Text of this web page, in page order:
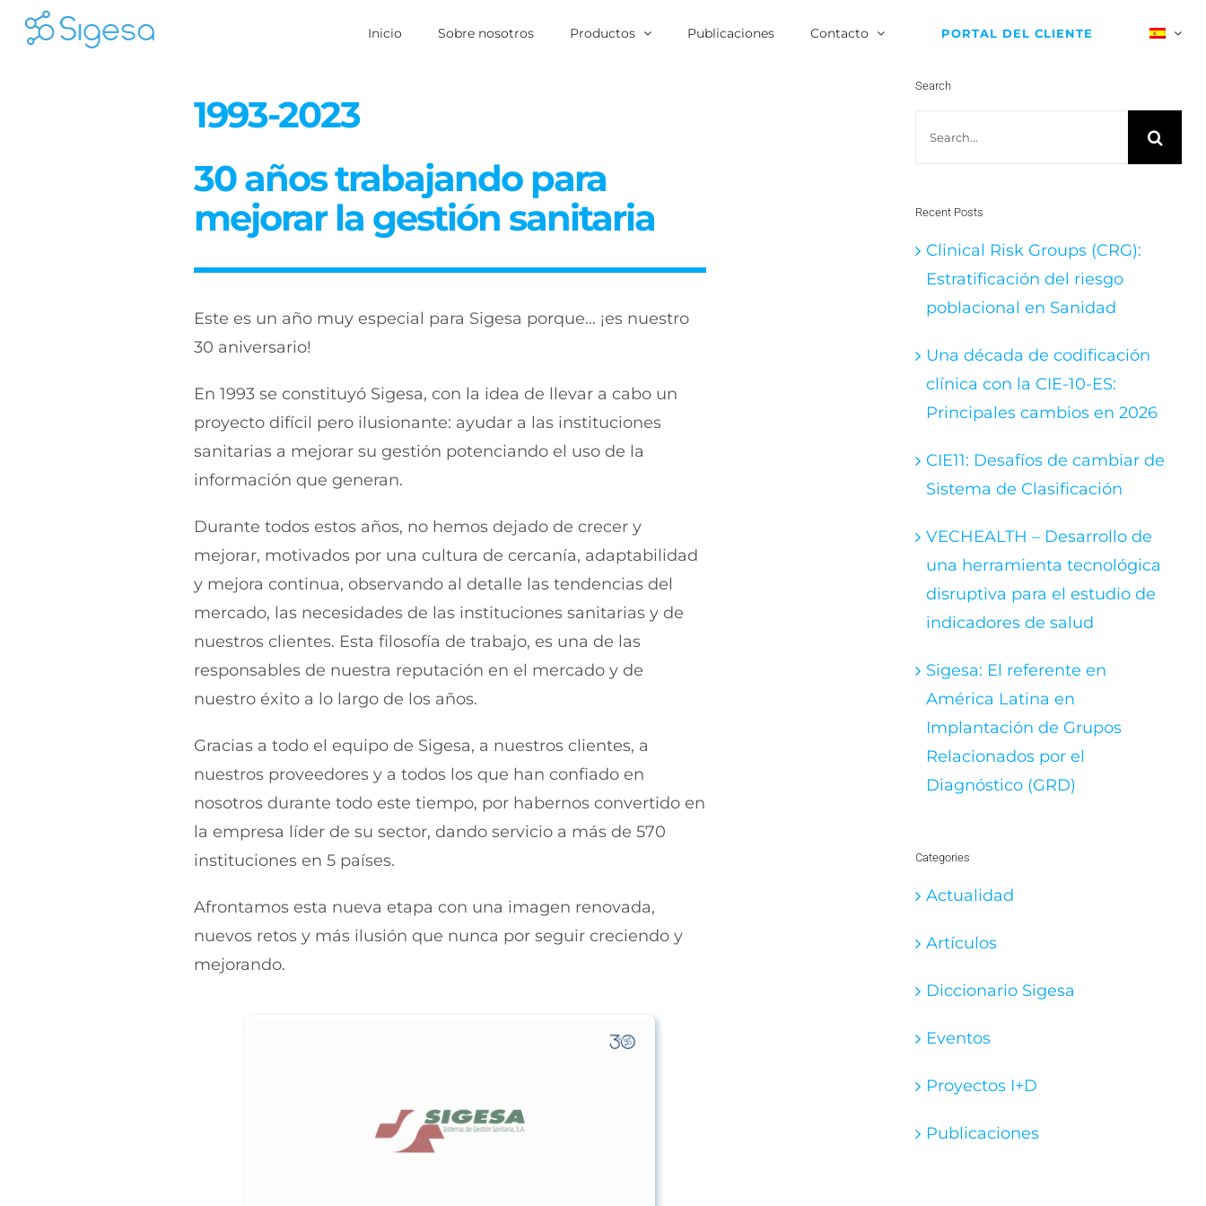
Skip
Inicio Sobre nosotros Productos Publicaciones Contacto PORTAL DEL CLIENTE
1993-2023
30 años trabajando para
mejorar la gestión sanitaria
Este es un año muy especial para Sigesa porque… ¡es nuestro
30 aniversario!
En 1993 se constituyó Sigesa, con la idea de llevar a cabo un
proyecto difícil pero ilusionante: ayudar a las instituciones
sanitarias a mejorar su gestión potenciando el uso de la
información que generan.
Durante todos estos años, no hemos dejado de crecer y
mejorar, motivados por una cultura de cercanía, adaptabilidad
y mejora continua, observando al detalle las tendencias del
mercado, las necesidades de las instituciones sanitarias y de
nuestros clientes. Esta filosofía de trabajo, es una de las
responsables de nuestra reputación en el mercado y de
nuestro éxito a lo largo de los años.
Gracias a todo el equipo de Sigesa, a nuestros clientes, a
nuestros proveedores y a todos los que han confiado en
nosotros durante todo este tiempo, por habernos convertido en
la empresa líder de su sector, dando servicio a más de 570
instituciones en 5 países.
Afrontamos esta nueva etapa con una imagen renovada,
nuevos retos y más ilusión que nunca por seguir creciendo y
mejorando.
Search
Recent Posts
Clinical Risk Groups (CRG):
Estratificación del riesgo
poblacional en Sanidad
Una década de codificación
clínica con la CIE-10-ES:
Principales cambios en 2026
CIE11: Desafíos de cambiar de
Sistema de Clasificación
VECHEALTH – Desarrollo de
una herramienta tecnológica
disruptiva para el estudio de
indicadores de salud
Sigesa: El referente en
América Latina en
Implantación de Grupos
Relacionados por el
Diagnóstico (GRD)
Categories
Actualidad
Artículos
Diccionario Sigesa
Eventos
Proyectos I+D
Publicaciones